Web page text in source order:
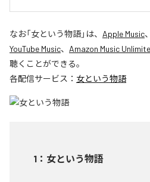
なお「女という物語」は、 Apple Music、
YouTube Music、 Amazon Music
聴くことができる。
各配信サービス： 女という物語
1 ： 女という物語